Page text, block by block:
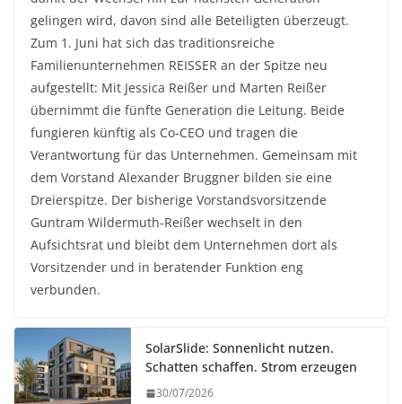
gelingen wird, davon sind alle Beteiligten überzeugt.
Zum 1. Juni hat sich das traditionsreiche
Familienunternehmen REISSER an der Spitze neu
aufgestellt: Mit Jessica Reißer und Marten Reißer
übernimmt die fünfte Generation die Leitung. Beide
fungieren künftig als Co-CEO und tragen die
Verantwortung für das Unternehmen. Gemeinsam mit
dem Vorstand Alexander Bruggner bilden sie eine
Dreierspitze. Der bisherige Vorstandsvorsitzende
Guntram Wildermuth-Reißer wechselt in den
Aufsichtsrat und bleibt dem Unternehmen dort als
Vorsitzender und in beratender Funktion eng
verbunden.
SolarSlide: Sonnenlicht nutzen.
Schatten schaffen. Strom erzeugen
30/07/2026